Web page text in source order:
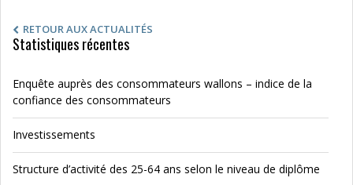
RETOUR AUX ACTUALITÉS
Statistiques récentes
Enquête auprès des consommateurs wallons – indice de la
confiance des consommateurs
Investissements
Structure d’activité des 25-64 ans selon le niveau de diplôme